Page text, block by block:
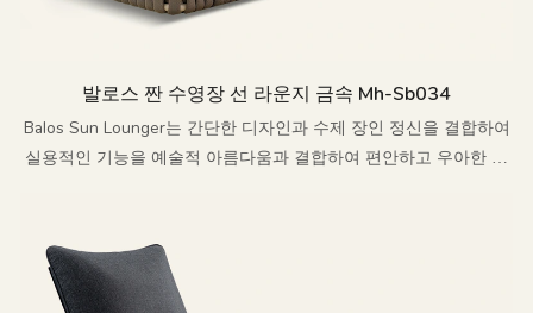
발로스 짠 수영장 선 라운지 금속 Mh-Sb034
Balos Sun Lounger는 간단한 디자인과 수제 장인 정신을 결합하여
실용적인 기능을 예술적 아름다움과 결합하여 편안하고 우아한 야